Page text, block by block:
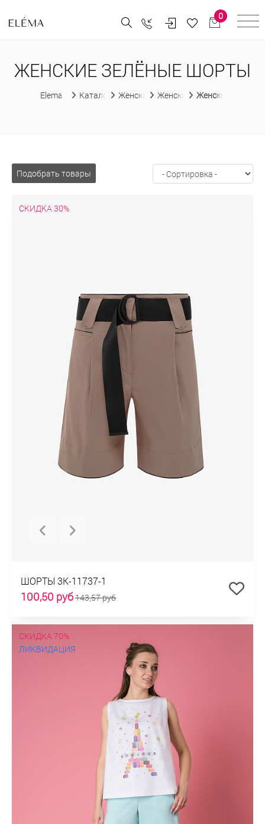
0
ЖЕНСКИЕ ЗЕЛЁНЫЕ ШОРТЫ
Elema Каталог Женская одеждаЖенские шорты
Женские
Подобрать товары
СКИДКА 30%
ШОРТЫ 3К-11737-1
100,50 руб143,57 руб
СКИДКА 70%
ЛИКВИДАЦИЯ